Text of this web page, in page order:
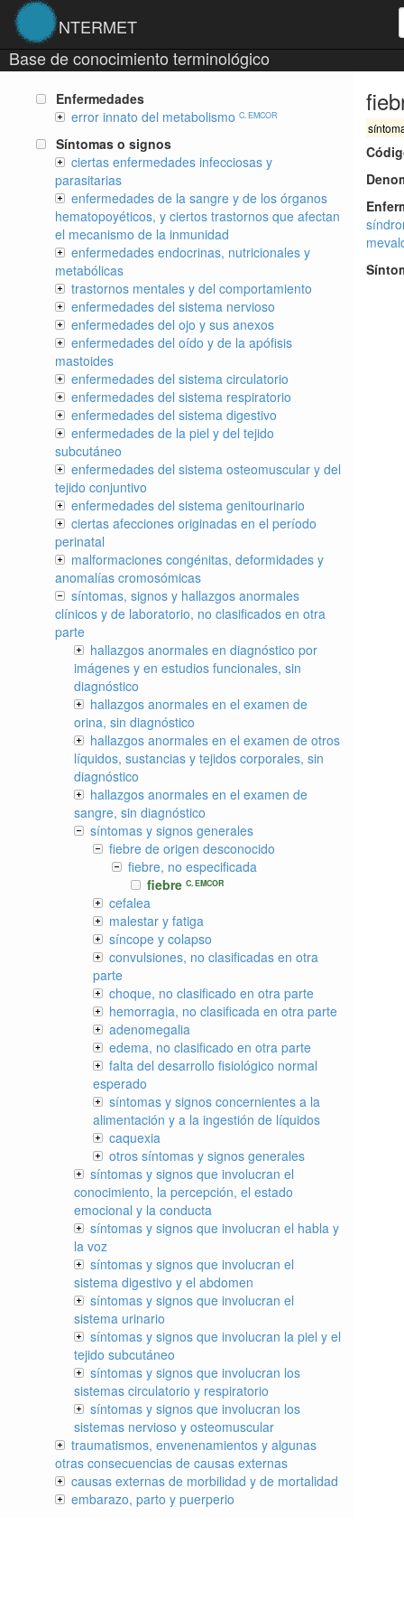
NTERMET
Base de conocimiento terminológico
Enfermedades
error innato del metabolismo C. EMCOR
Síntomas o signos
ciertas enfermedades infecciosas y
parasitarias
enfermedades de la sangre y de los órganos
hematopoyéticos, y ciertos trastornos que afectan
el mecanismo de la inmunidad
enfermedades endocrinas, nutricionales y
metabólicas
trastornos mentales y del comportamiento
enfermedades del sistema nervioso
enfermedades del ojo y sus anexos
enfermedades del oído y de la apófisis
mastoides
enfermedades del sistema circulatorio
enfermedades del sistema respiratorio
enfermedades del sistema digestivo
enfermedades de la piel y del tejido
subcutáneo
enfermedades del sistema osteomuscular y del
tejido conjuntivo
enfermedades del sistema genitourinario
ciertas afecciones originadas en el período
perinatal
malformaciones congénitas, deformidades y
anomalías cromosómicas
síntomas, signos y hallazgos anormales
clínicos y de laboratorio, no clasificados en otra
parte
hallazgos anormales en diagnóstico por
imágenes y en estudios funcionales, sin
diagnóstico
hallazgos anormales en el examen de
orina, sin diagnóstico
hallazgos anormales en el examen de otros
líquidos, sustancias y tejidos corporales, sin
diagnóstico
hallazgos anormales en el examen de
sangre, sin diagnóstico
síntomas y signos generales
fiebre de origen desconocido
fiebre, no especificada
fiebre C. EMCOR
cefalea
malestar y fatiga
síncope y colapso
convulsiones, no clasificadas en otra
parte
choque, no clasificado en otra parte
hemorragia, no clasificada en otra parte
adenomegalia
edema, no clasificado en otra parte
falta del desarrollo fisiológico normal
esperado
síntomas y signos concernientes a la
alimentación y a la ingestión de líquidos
caquexia
otros síntomas y signos generales
síntomas y signos que involucran el
conocimiento, la percepción, el estado
emocional y la conducta
síntomas y signos que involucran el habla y
la voz
síntomas y signos que involucran el
sistema digestivo y el abdomen
síntomas y signos que involucran el
sistema urinario
síntomas y signos que involucran la piel y el
tejido subcutáneo
síntomas y signos que involucran los
sistemas circulatorio y respiratorio
síntomas y signos que involucran los
sistemas nervioso y osteomuscular
traumatismos, envenenamientos y algunas
otras consecuencias de causas externas
causas externas de morbilidad y de mortalidad
embarazo, parto y puerperio